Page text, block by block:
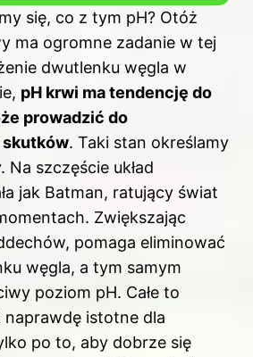
się, co z tym pH? Otóż
ma ogromne zadanie w tej
dwutlenku węgla w
pH krwi ma tendencję do
prowadzić do
. Taki stan określamy
Na szczęście układ
jak Batman, ratujący świat
Zwiększając
pomaga eliminować
węgla, a tym samym
poziom pH. Całe to
naprawdę istotne dla
po to, aby dobrze się